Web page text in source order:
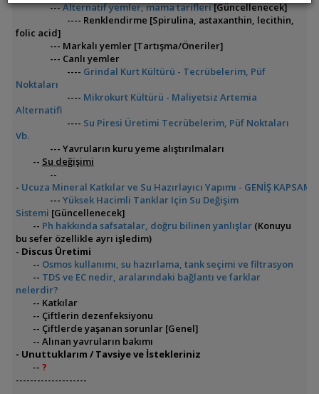
---Alternatif yemler, mama tarifleri[Güncellenecek]
---- Renklendirme [Spirulina, astaxanthin, lecithin,
folic acid]
--- Markalı yemler [Tartışma/Öneriler]
--- Canlı yemler
---- Grindal Kurt Kültürü - Tecrübelerim, Püf
Noktaları
---- Mikrokurt Kültürü - Maliyetsiz Artemia
Alternatifi
---- Su Piresi Üretimi Tecrübelerim, Püf Noktaları
Vb.
--- Yavruların kuru yeme alıştırılmaları
-- Su değişimi
--
- Ucuza Mineral Katkılar ve Su Hazırlayıcı Yapımı - GENİŞ KAPSAMLI
--- Yüksek Hacimli Tanklar Için Su Değişim
Sistemi [Güncellenecek]
-- Ph hakkında safsatalar, doğru bilinen yanlışlar(Konuyu
bu sefer özellikle ayrı işledim)
- Discus Üretimi
-- Osmos kullanımı, su hazırlama, tank seçimi ve filtrasyon
-- TDS ve EC nedir, aralarındaki bağlantı ve farklar
nelerdir?
-- Katkılar
-- Çiftlerin dezenfeksiyonu
-- Çiftlerde yaşanan sorunlar [Genel]
-- Alınan yavruların bakımı
- Unuttuklarım / Tavsiye ve İstekleriniz
-- ?
--------------------